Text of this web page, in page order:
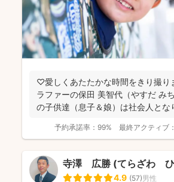
♡愛しくあたたかな時間をきり撮
ラファーの保田 美智代（やすだ み
の子供達（息子＆娘）は社会人とな
予約承諾率： 99% 最終アクティブ：
寺澤 広勝 (てらざわ ひ
4.9 (57)男性